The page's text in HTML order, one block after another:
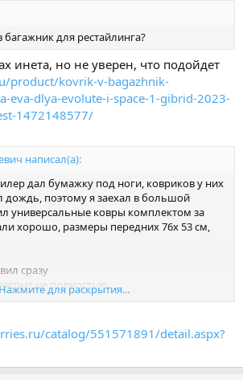
багажник для рестайлинга?
инета, но не уверен, что подойдет
product/kovrik-v-bagazhnik-
eva-dlya-evolute-i-space-1-gibrid-2023-
1472148577/
написал(а):
дал бумажку под ноги, ковриков у них
дождь, поэтому я заехал в большой
универсальные ковры комплектом за
хорошо, размеры передних 76х 53 см,
сразу
не полностью
в процессе коврик под ногами съезжает
Нажмите для раскрытия...
catalog/551571891/detail.aspx?